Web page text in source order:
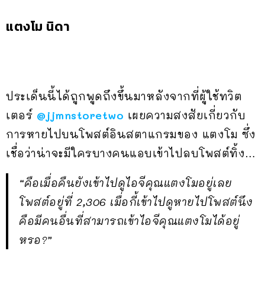
แตงโม นิดา
ประเด็นนี้ได้ถูกพูดถึงขึ้นมาหลังจากที่ผู้ใช้ทวิต
เตอร์ @jjmnstoretwo เผยความสงสัยเกี่ยวกับ
การหายไปบนโพสต์อินสตาแกรมของ แตงโม ซึ่ง
เชื่อว่าน่าจะมีใครบางคนแอบเข้าไปลบโพสต์ทิ้ง…
“คือเมื่อคืนยังเข้าไปดูไอจีคุณแตงโมอยู่เลย
โพสต์อยู่ที่ 2,306 เมื่อกี้เข้าไปดูหายไปโพสต์นึง
คือมีคนอื่นที่สามารถเข้าไอจีคุณแตงโมได้อยู่
หรอ?”